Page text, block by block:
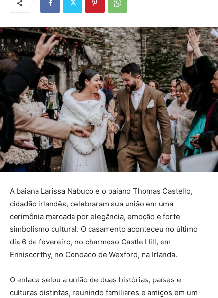
A baiana Larissa Nabuco e o baiano Thomas Castello,
cidadão irlandês, celebraram sua união em uma
cerimônia marcada por elegância, emoção e forte
simbolismo cultural. O casamento aconteceu no último
dia 6 de fevereiro, no charmoso Castle Hill, em
Enniscorthy, no Condado de Wexford, na Irlanda.
O enlace selou a união de duas histórias, países e
culturas distintas, reunindo familiares e amigos em um